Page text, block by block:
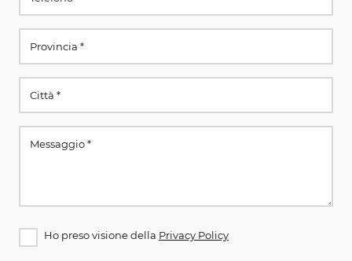
Ho preso visione della Privacy Policy